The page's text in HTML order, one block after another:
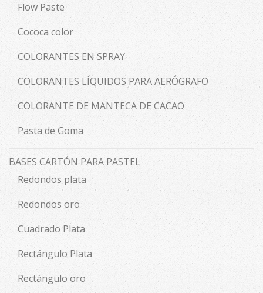
Flow Paste
Cococa color
COLORANTES EN SPRAY
COLORANTES LÍQUIDOS PARA AERÓGRAFO
COLORANTE DE MANTECA DE CACAO
Pasta de Goma
BASES CARTÓN PARA PASTEL
Redondos plata
Redondos oro
Cuadrado Plata
Rectángulo Plata
Rectángulo oro